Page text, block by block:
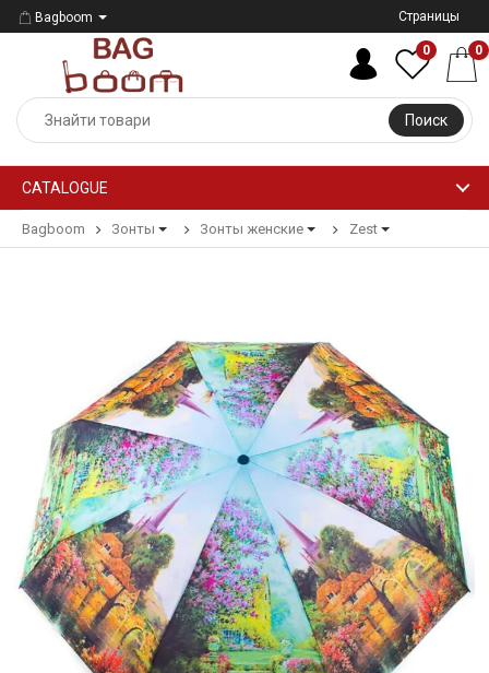
Bagboom Страницы
Поиск
0 0
CATALOGUE
Bagboom Зонты Зонты женские Zest